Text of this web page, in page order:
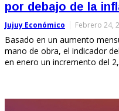
por debajo de la
Jujuy Económico Febrero 24,
Basado en un aumento
mano de obra, el indicador
en enero un incremento del